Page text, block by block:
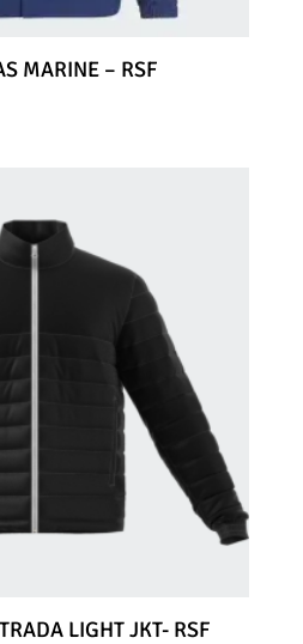
MARINE – RSF
LIGHT JKT- RSF